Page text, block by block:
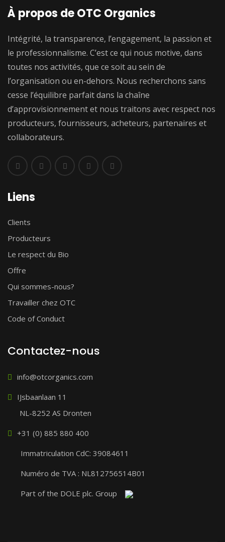
À propos de OTC Organics
Intégrité, la transparence, l’engagement, la passion et
le professionnalisme. C’est ce qui nous motive, dans
toutes nos activités, que ce soit au sein de
l’organisation ou en-dehors. Nous recherchons sans
cesse l’équilibre parfait dans la chaîne
d’approvisionnement et nous traitons avec respect nos
producteurs, fournisseurs, acheteurs, partenaires et
collaborateurs.
Liens
Clients
Producteurs
Le respect du Bio
Offre
Qui sommes-nous?
Travailler chez OTC
Code of Conduct
Contactez-nous
info@otcorganics.com
IJsbaanlaan 11
NL-8252 AS Dronten
+31 (0) 885 880 400
Immatriculation CdC: 39084611
Numéro de TVA : NL812756514B01
Part of the DOLE plc. Group